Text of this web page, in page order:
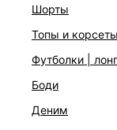
шорты
топы и корсеты
футболки |
боди
деним
Пояс со
Цвет: бежевый
На модели
стандартному